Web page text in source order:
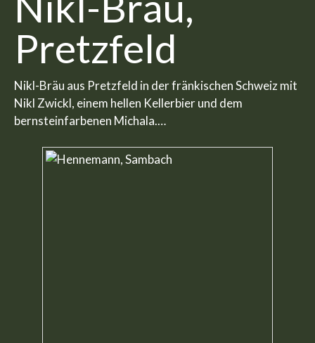
Pretzfeld
Nikl-Bräu aus Pretzfeld in der fränkischen Schweiz mit
Nikl Zwickl, einem hellen Kellerbier und dem
bernsteinfarbenen Michala.…